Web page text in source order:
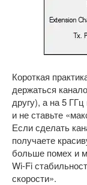
Короткая
держаться
другу), а на 5
и не ставьте
Если сделать
получаете
больше помех и
Wi-Fi
скорости».